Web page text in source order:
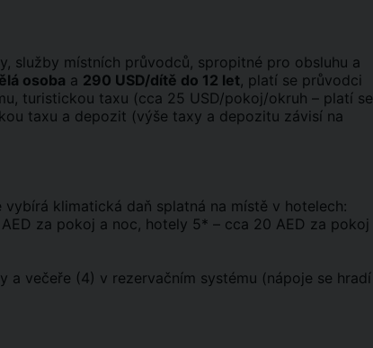
služby místních průvodců, spropitné pro obsluhu a
osoba a 290 USD/dítě do 12 let, platí se průvodci
turistickou taxu (cca 25 USD/pokoj/okruh – platí se
taxu a depozit (výše taxy a depozitu závisí na
klimatická daň splatná na místě v hotelech:
za pokoj a noc, hotely 5* – cca 20 AED za pokoj
večeře (4) v rezervačním systému (nápoje se hradí